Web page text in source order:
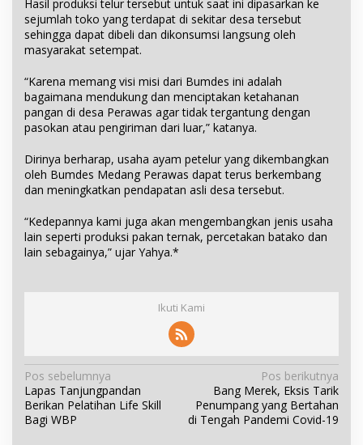
Hasil produksi telur tersebut untuk saat ini dipasarkan ke
sejumlah toko yang terdapat di sekitar desa tersebut
sehingga dapat dibeli dan dikonsumsi langsung oleh
masyarakat setempat.
“Karena memang visi misi dari Bumdes ini adalah
bagaimana mendukung dan menciptakan ketahanan
pangan di desa Perawas agar tidak tergantung dengan
pasokan atau pengiriman dari luar,” katanya.
Dirinya berharap, usaha ayam petelur yang dikembangkan
oleh Bumdes Medang Perawas dapat terus berkembang
dan meningkatkan pendapatan asli desa tersebut.
“Kedepannya kami juga akan mengembangkan jenis usaha
lain seperti produksi pakan ternak, percetakan batako dan
lain sebagainya,” ujar Yahya.*
Ikuti Kami
N
a
v
Pos sebelumnya
Lapas Tanjungpandan
Berikan Pelatihan Life Skill
Bagi WBP
Pos berikutnya
Bang Merek, Eksis Tarik
Penumpang yang Bertahan
di Tengah Pandemi Covid-19